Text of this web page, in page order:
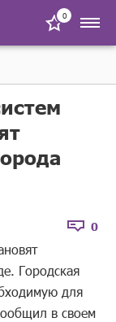
0
0
Городская
для
в своем